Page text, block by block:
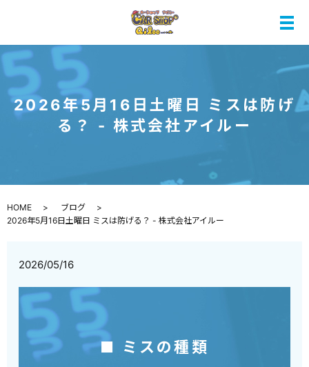
メ
2026年5月16日土曜日 ミスは防げ
る？ - 株式会社アイルー
HOME
ブログ
2026年5月16日土曜日 ミスは防げる？ - 株式会社アイルー
2026/05/16
■ ミスの種類